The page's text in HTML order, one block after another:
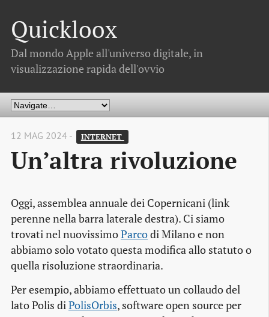
Quickloox
Dal mondo Apple all'universo digitale, in
visualizzazione rapida dell'ovvio
12 MAG 2024 - INTERNET
Un’altra rivoluzione
Oggi, assemblea annuale dei Copernicani (link
perenne nella barra laterale destra). Ci siamo
trovati nel nuovissimoParcodi Milano e non
abbiamo solo votato questa modifica allo statuto o
quella risoluzione straordinaria.
Per esempio, abbiamo effettuato un collaudo del
lato Polis diPolisOrbis, software open source per